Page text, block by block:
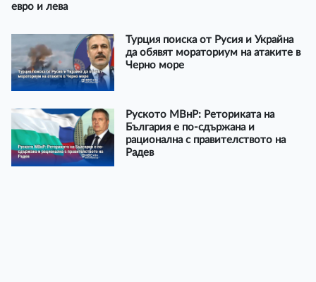
евро и лева
Турция поиска от Русия и Украйна
да обявят мораториум на атаките в
Черно море
Руското МВнР: Реториката на
България е по-сдържана и
рационална с правителството на
Радев